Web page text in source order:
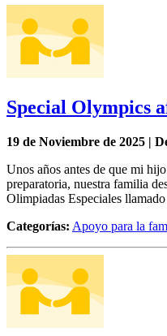
Special Olympics
19 de Noviembre de 2025 |
Unos años antes de que mi
preparatoria, nuestra familia
Olimpiadas Especiales
Categorías: Apoyo para la